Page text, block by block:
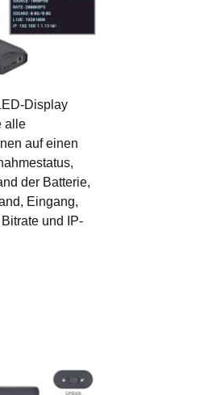
Display
alle
auf einen
der Batterie,
Eingang,
und IP-